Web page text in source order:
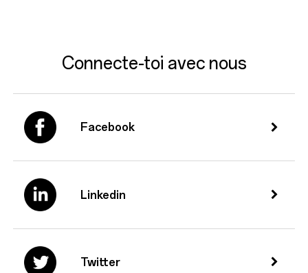
Connecte-toi avec nous
Facebook
Linkedin
Twitter